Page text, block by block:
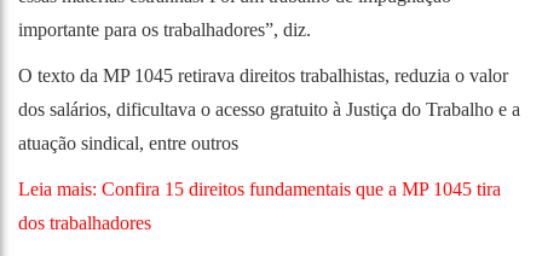
importante para os trabalhadores”, diz.
O texto da MP 1045 retirava direitos trabalhistas, reduzia o valor
dos salários, dificultava o acesso gratuito à Justiça do Trabalho e a
atuação sindical, entre outros
Leia mais: Confira 15 direitos fundamentais que a MP 1045 tira
dos trabalhadores